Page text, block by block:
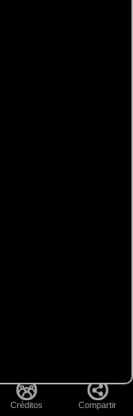
Créditos Compartir